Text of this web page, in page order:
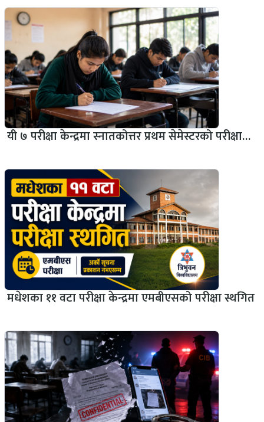
यी ७ परीक्षा केन्द्रमा स्नातकोत्तर प्रथम सेमेस्टरको परीक्षा…
मधेशका ११ वटा परीक्षा केन्द्रमा एमबीएसको परीक्षा स्थगित